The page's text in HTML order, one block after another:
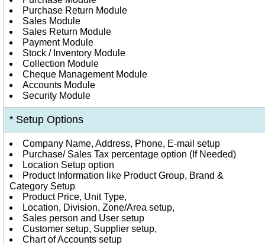
Purchase Return Module
Sales Module
Sales Return Module
Payment Module
Stock / Inventory Module
Collection Module
Cheque Management Module
Accounts Module
Security Module
* Setup Options
Company Name, Address, Phone, E-mail setup
Purchase/ Sales Tax percentage option (If Needed)
Location Setup option
Product Information like Product Group, Brand &
Category Setup
Product Price, Unit Type,
Location, Division, Zone/Area setup,
Sales person and User setup
Customer setup, Supplier setup,
Chart of Accounts setup